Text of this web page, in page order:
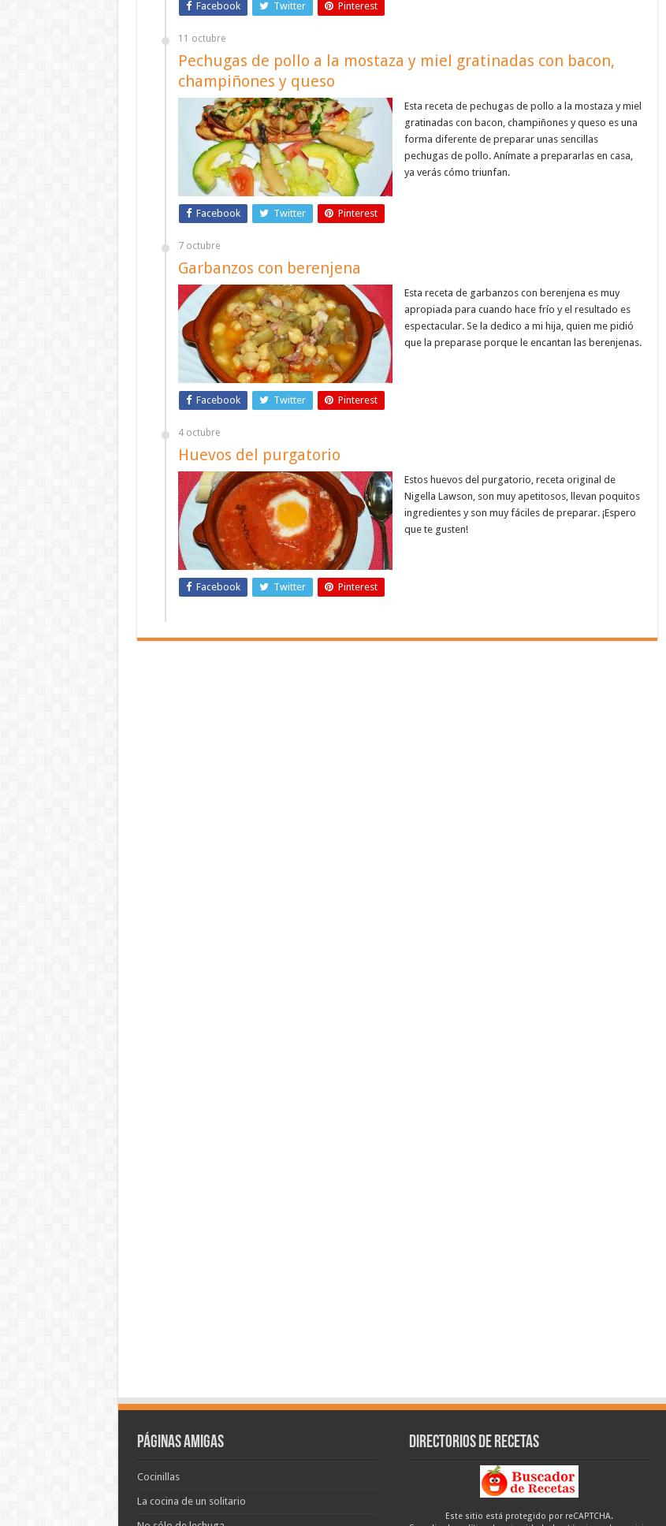
Facebook Twitter Pinterest
11 octubre
Pechugas de pollo a la mostaza y miel gratinadas con bacon,
champiñones y queso
Esta receta de pechugas de pollo a la mostaza y miel
gratinadas con bacon, champiñones y queso es una
forma diferente de preparar unas sencillas
pechugas de pollo. Anímate a prepararlas en casa,
ya verás cómo triunfan.
Facebook Twitter Pinterest
7 octubre
Garbanzos con berenjena
Esta receta de garbanzos con berenjena es muy
apropiada para cuando hace frío y el resultado es
espectacular. Se la dedico a mi hija, quien me pidió
que la preparase porque le encantan las berenjenas.
Facebook Twitter Pinterest
4 octubre
Huevos del purgatorio
Estos huevos del purgatorio, receta original de
Nigella Lawson, son muy apetitosos, llevan poquitos
ingredientes y son muy fáciles de preparar. ¡Espero
que te gusten!
Facebook Twitter Pinterest
Páginas amigas
Cocinillas
La cocina de un solitario
Directorios de recetas
Este sitio está protegido por reCAPTCHA.